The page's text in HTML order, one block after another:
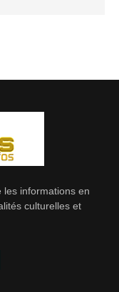
les informations en
culturelles et